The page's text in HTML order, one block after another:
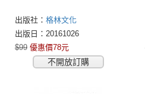
出版社： 格林文化
出版日：20161026
$99 優惠價78元
不開放訂購